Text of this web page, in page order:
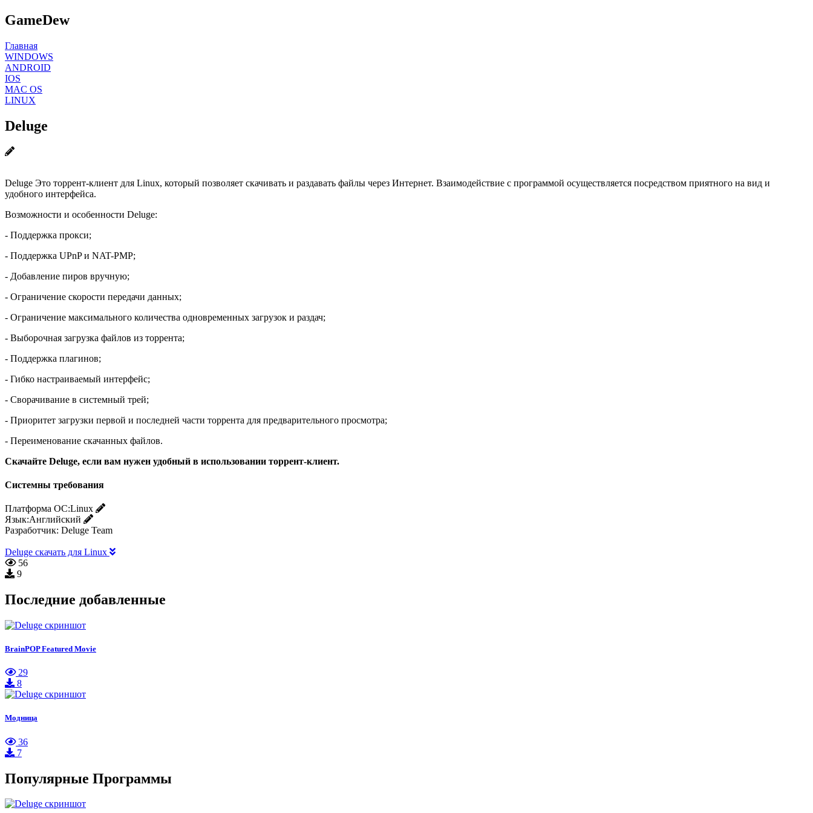
GameDew
Главная
WINDOWS
ANDROID
IOS
MAC OS
LINUX
Deluge
Deluge Это торрент-клиент для Linux, который позволяет скачивать и раздавать файлы через Интернет. Взаимодействие с программой осуществляется посредством приятного на вид и
удобного интерфейса.
Возможности и особенности Deluge:
- Поддержка прокси;
- Поддержка UPnP и NAT-PMP;
- Добавление пиров вручную;
- Ограничение скорости передачи данных;
- Ограничение максимального количества одновременных загрузок и раздач;
- Выборочная загрузка файлов из торрента;
- Поддержка плагинов;
- Гибко настраиваемый интерфейс;
- Сворачивание в системный трей;
- Приоритет загрузки первой и последней части торрента для предварительного просмотра;
- Переименование скачанных файлов.
Скачайте Deluge, если вам нужен удобный в использовании торрент-клиент.
Системны требования
Платформа ОС:Linux
Язык:Английский
Разработчик: Deluge Team
Deluge скачать для Linux
56
9
Последние добавленные
BrainPOP Featured Movie
29
8
Модница
36
7
Популярные Программы